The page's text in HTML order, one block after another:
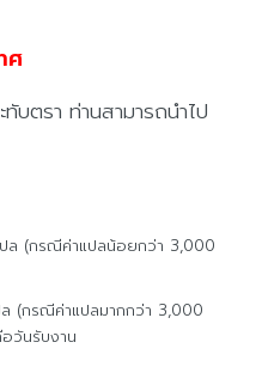
ศ
บตรา ท่านสามารถนำไป
ล (กรณีค่าแปลน้อยกว่า 3,000
(กรณีค่าแปลมากกว่า 3,000
อวันรับงาน